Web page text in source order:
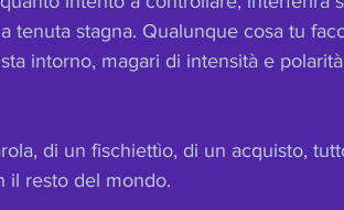
stagna. Qualunque cosa tu
intorno, magari di intensità e
di un fischiettìo, di un acquisto,
il resto del mondo.